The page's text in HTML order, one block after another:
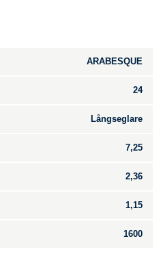
ARABESQUE
24
Långseglare
7,25
2,36
1,15
1600